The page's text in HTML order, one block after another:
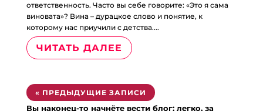
ответственность. Часто вы себе говорите: «Это я сама
виновата»? Вина – дурацкое слово и понятие, к
которому нас приучили с детства....
ЧИТАТЬ ДАЛЕЕ
« ПРЕДЫДУЩИЕ ЗАПИСИ
Вы наконец-то начнёте вести блог: легко, за